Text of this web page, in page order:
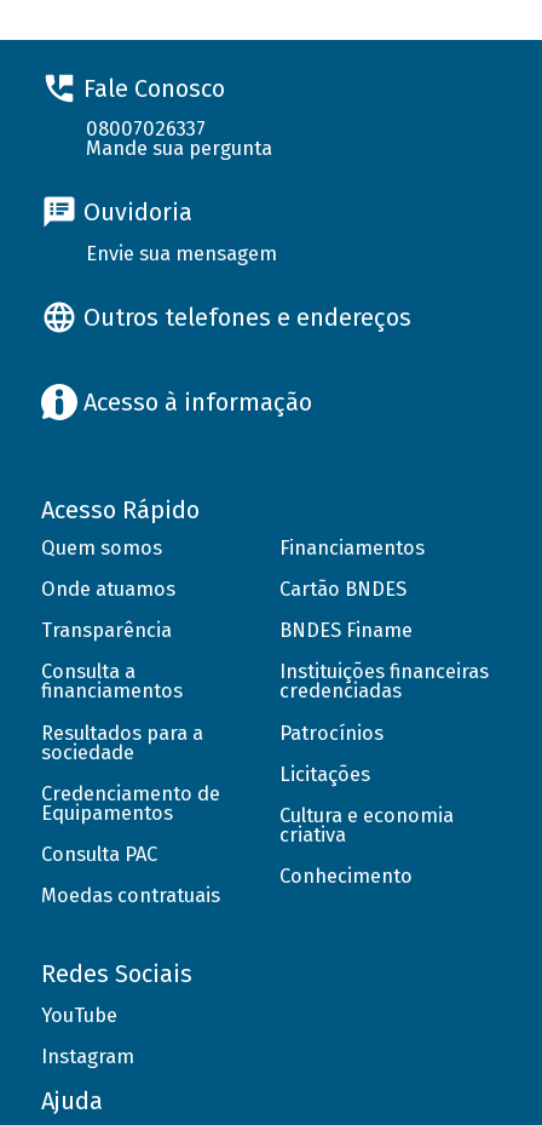
Fale Conosco
08007026337
Mande sua pergunta
Ouvidoria
Envie sua mensagem
Outros telefones e endereços
Acesso à informação
Acesso Rápido
Quem somos
Onde atuamos
Transparência
Consulta a
financiamentos
Resultados para a
sociedade
Credenciamento de
Equipamentos
Consulta PAC
Moedas contratuais
Financiamentos
Cartão BNDES
BNDES Finame
Instituições financeiras
credenciadas
Patrocínios
Licitações
Cultura e economia
criativa
Conhecimento
Redes Sociais
YouTube
Instagram
Ajuda